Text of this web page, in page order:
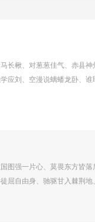
长楸、对葱葱佳气、赤县
应刘、空漫说螭蟠龙卧、
图强一片心、莫畏东方皆
屈自由身、驰驱甘入棘荆